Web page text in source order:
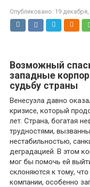
Опубликовано: 19
Возможный
западные
судьбу страны
Венесуэла давно
кризисе, который
лет. Страна, богатая
трудностями,
нестабильностью,
деградацией. В этом
мог бы помочь ей
склоняются к тому,
компании, особенно